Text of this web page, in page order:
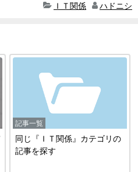
ＩＴ関係 ハドニシ
記事一覧
同じ『ＩＴ関係』カテゴリの
記事を探す